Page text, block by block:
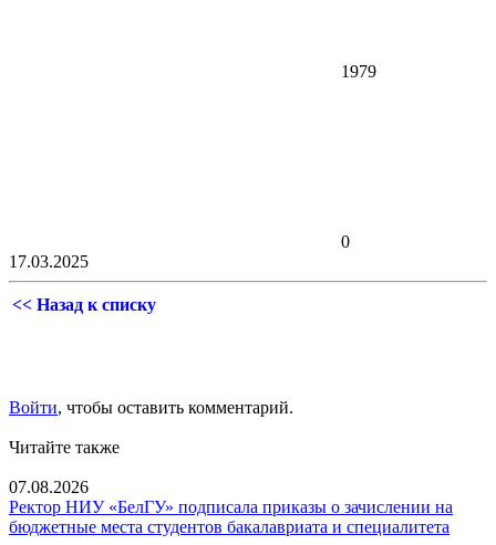
1979
0
17.03.2025
<< Назад к списку
Войти, чтобы оставить комментарий.
Читайте также
07.08.2026
Ректор НИУ «БелГУ» подписала приказы о зачислении на
бюджетные места студентов бакалавриата и специалитета